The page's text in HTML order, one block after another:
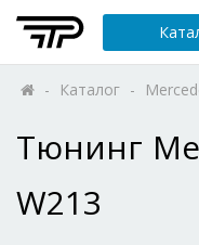
- Каталог -
Тюнинг
W213